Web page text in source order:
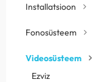
Installatsioon
Fonosüsteem
Videosüsteem
Ezviz